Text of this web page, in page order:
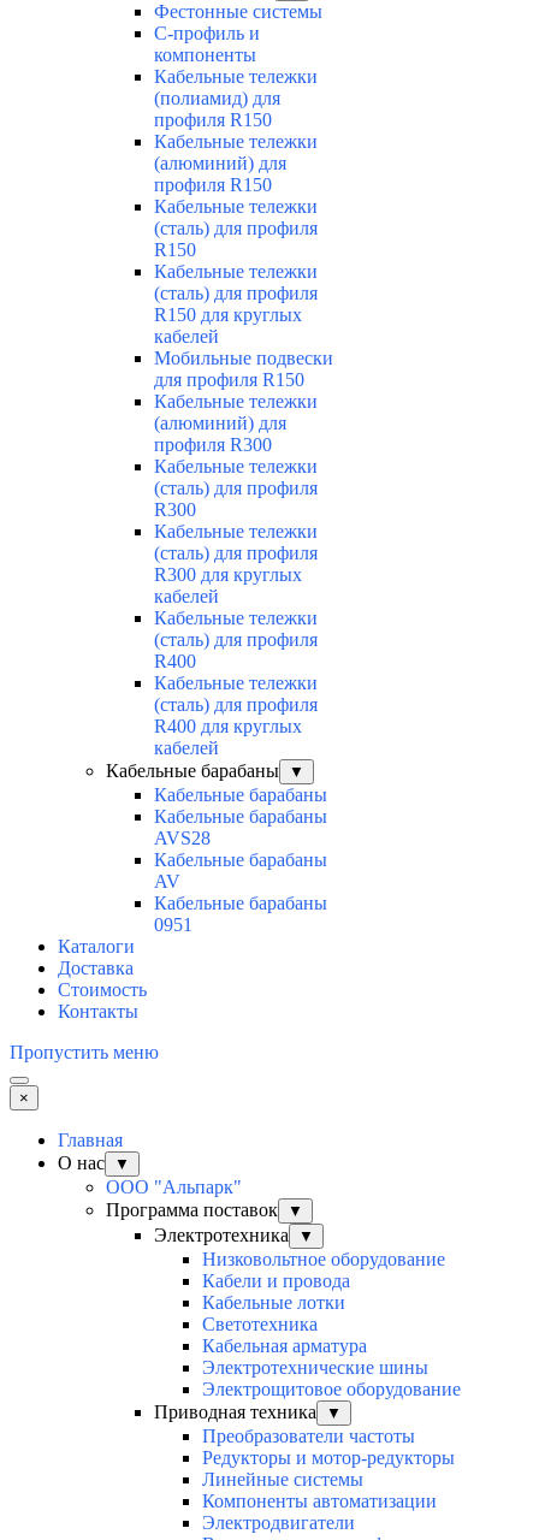
Фестонные системы
С-профиль и
компоненты
Кабельные тележки
(полиамид) для
профиля R150
Кабельные тележки
(алюминий) для
профиля R150
Кабельные тележки
(сталь) для профиля
R150
Кабельные тележки
(сталь) для профиля
R150 для круглых
кабелей
Мобильные подвески
для профиля R150
Кабельные тележки
(алюминий) для
профиля R300
Кабельные тележки
(сталь) для профиля
R300
Кабельные тележки
(сталь) для профиля
R300 для круглых
кабелей
Кабельные тележки
(сталь) для профиля
R400
Кабельные тележки
(сталь) для профиля
R400 для круглых
кабелей
Кабельные барабаны
▼
Кабельные барабаны
Кабельные барабаны
AVS28
Кабельные барабаны
AV
Кабельные барабаны
0951
Каталоги
Доставка
Стоимость
Контакты
Пропустить меню
×
Главная
О нас
▼
ООО "Альпарк"
Программа поставок
▼
Электротехника ▼
Низковольтное оборудование
Кабели и провода
Кабельные лотки
Светотехника
Кабельная арматура
Электротехнические шины
Электрощитовое оборудование
Приводная техника
▼
Преобразователи частоты
Редукторы и мотор-редукторы
Линейные системы
Компоненты автоматизации
Электродвигатели